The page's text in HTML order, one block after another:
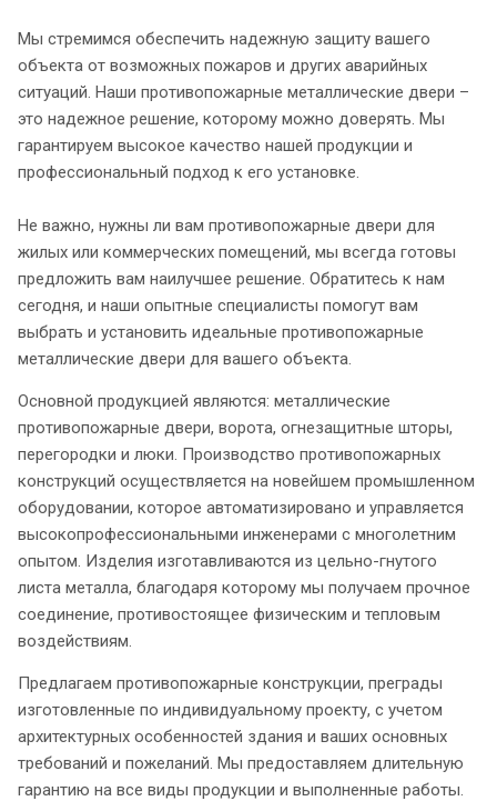
Мы стремимся обеспечить надежную защиту вашего
объекта от возможных пожаров и других аварийных
ситуаций. Наши противопожарные металлические двери –
это надежное решение, которому можно доверять. Мы
гарантируем высокое качество нашей продукции и
профессиональный подход к его установке.
Не важно, нужны ли вам противопожарные двери для
жилых или коммерческих помещений, мы всегда готовы
предложить вам наилучшее решение. Обратитесь к нам
сегодня, и наши опытные специалисты помогут вам
выбрать и установить идеальные противопожарные
металлические двери для вашего объекта.
Основной продукцией являются: металлические
противопожарные двери, ворота, огнезащитные шторы,
перегородки и люки. Производство противопожарных
конструкций осуществляется на новейшем промышленном
оборудовании, которое автоматизировано и управляется
высокопрофессиональными инженерами с многолетним
опытом. Изделия изготавливаются из цельно-гнутого
листа металла, благодаря которому мы получаем прочное
соединение, противостоящее физическим и тепловым
воздействиям.
Предлагаем противопожарные конструкции, преграды
изготовленные по индивидуальному проекту, с учетом
архитектурных особенностей здания и ваших основных
требований и пожеланий. Мы предоставляем длительную
гарантию на все виды продукции и выполненные работы.